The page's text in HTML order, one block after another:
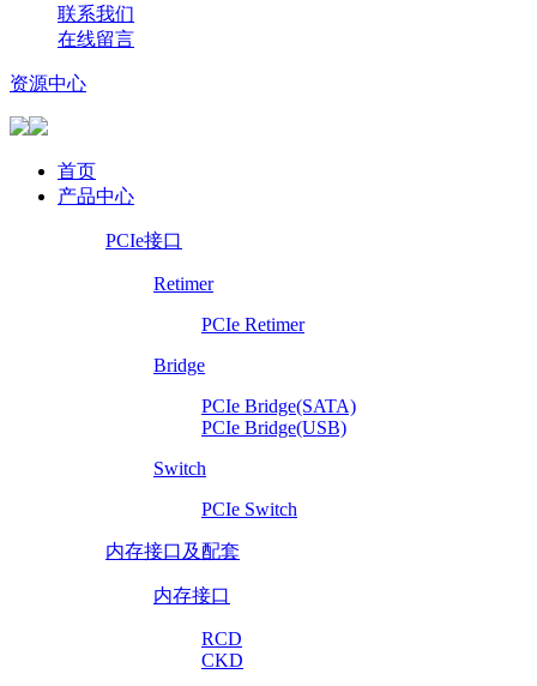
联系我们
在线留言
资源中心
首页
产品中心
PCIe接口
Retimer
PCIe Retimer
Bridge
PCIe Bridge(SATA)
PCIe Bridge(USB)
Switch
PCIe Switch
内存接口及配套
内存接口
RCD
CKD